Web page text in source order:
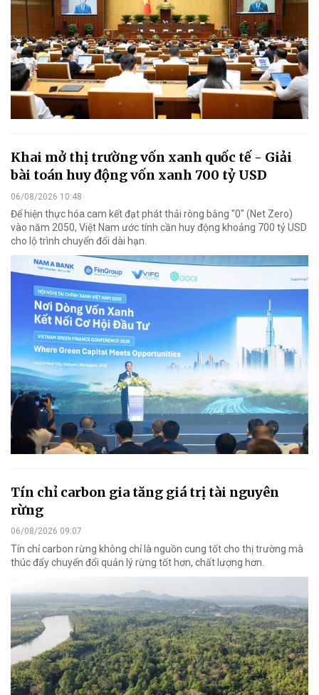
Khai mở thị trường vốn xanh quốc tế - Giải
bài toán huy động vốn xanh 700 tỷ USD
06/08/2026 10:48
Để hiện thực hóa cam kết đạt phát thải ròng bằng "0" (Net Zero)
vào năm 2050, Việt Nam ước tính cần huy động khoảng 700 tỷ USD
cho lộ trình chuyển đổi dài hạn.
Tín chỉ carbon gia tăng giá trị tài nguyên
rừng
06/08/2026 09:07
Tín chỉ carbon rừng không chỉ là nguồn cung tốt cho thị trường mà
thúc đẩy chuyển đổi quản lý rừng tốt hơn, chất lượng hơn.